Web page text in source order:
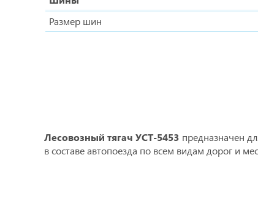
Размер шин
Лесовозный тягач УСТ-5453 предназначен
в составе автопоезда по всем видам дорог и